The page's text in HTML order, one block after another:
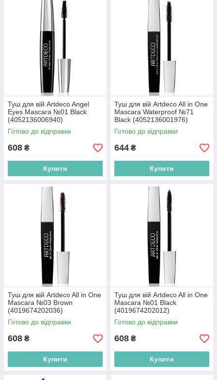
Туш для вій Artdeco Angel
Eyes Mascara №01 Black
(4052136006940)
Готово до відправки
608 ₴
Купити
Туш для вій Artdeco All in One
Mascara Waterproof №71
Black (4052136001976)
Готово до відправки
644 ₴
Купити
Туш для вій Artdeco All in One
Mascara №03 Brown
(4019674202036)
Готово до відправки
608 ₴
Купити
Туш для вій Artdeco All in One
Mascara №01 Black
(4019674202012)
Готово до відправки
608 ₴
Купити